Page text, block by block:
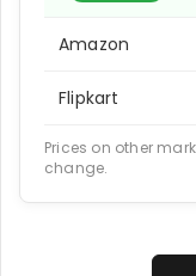
Amazon
Flipkart
Prices on other
change.